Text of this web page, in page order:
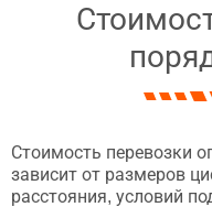
Стоимость перевозки
зависит от размеров
расстояния, условий